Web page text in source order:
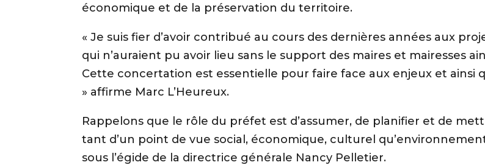
économique et de la préservation du territoire.
« Je suis fier d’avoir contribué au cours des dernières années aux
qui n’auraient pu avoir lieu sans le support des maires et mairesses
Cette concertation est essentielle pour faire face aux enjeux et ainsi
» affirme Marc L’Heureux.
Rappelons que le rôle du préfet est d’assumer, de planifier et de
tant d’un point de vue social, économique, culturel
sous l’égide de la directrice générale Nancy Pelletier.